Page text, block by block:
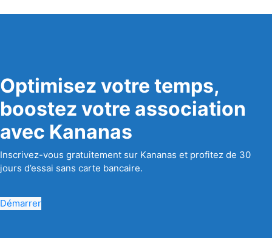
Optimisez votre temps,
boostez votre association
avec Kananas
Inscrivez-vous gratuitement sur Kananas et profitez de 30
jours d’essai sans carte bancaire.
Démarrer